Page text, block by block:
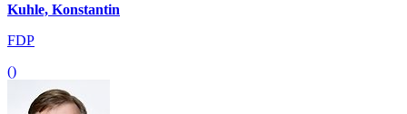
Kuhle, Konstantin
FDP
()